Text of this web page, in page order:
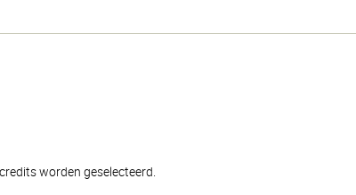
worden geselecteerd.